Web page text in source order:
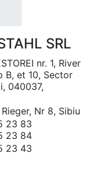
SRL
nr. 1, River
B, et 10, Sector
040037,
Nr 8, Sibiu
23 83
23 84
23 43